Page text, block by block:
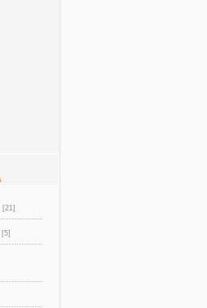
[21]
[5]